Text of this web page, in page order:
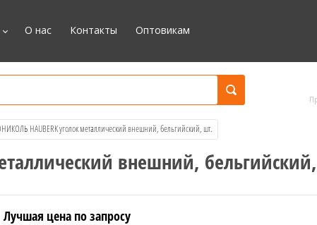
О нас Контакты Оптовикам
HAUBERK уголок металлический внешний, бельгийский, шт.
внешний,
Лучшая цена по запросу